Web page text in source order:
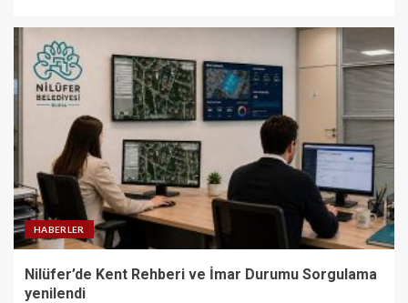
HABERLER
Nilüfer’de Kent Rehberi ve İmar Durumu Sorgulama
yenilendi